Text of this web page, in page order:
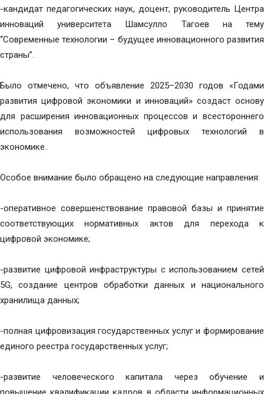
-кандидат педагогических наук, доцент, руководитель Центра
инноваций университета Шамсулло Тагоев на тему
“Современные технологии – будущее инновационного развития
страны”.
Было отмечено, что объявление 2025–2030 годов «Годами
развития цифровой экономики и инноваций» создаст основу
для расширения инновационных процессов и всестороннего
использования возможностей цифровых технологий в
экономике.
Особое внимание было обращено на следующие направления:
-оперативное совершенствование правовой базы и принятие
соответствующих нормативных актов для перехода к
цифровой экономике;
-развитие цифровой инфраструктуры с использованием сетей
5G, создание центров обработки данных и национального
хранилища данных;
-полная цифровизация государственных услуг и формирование
единого реестра государственных услуг;
-развитие человеческого капитала через обучение и